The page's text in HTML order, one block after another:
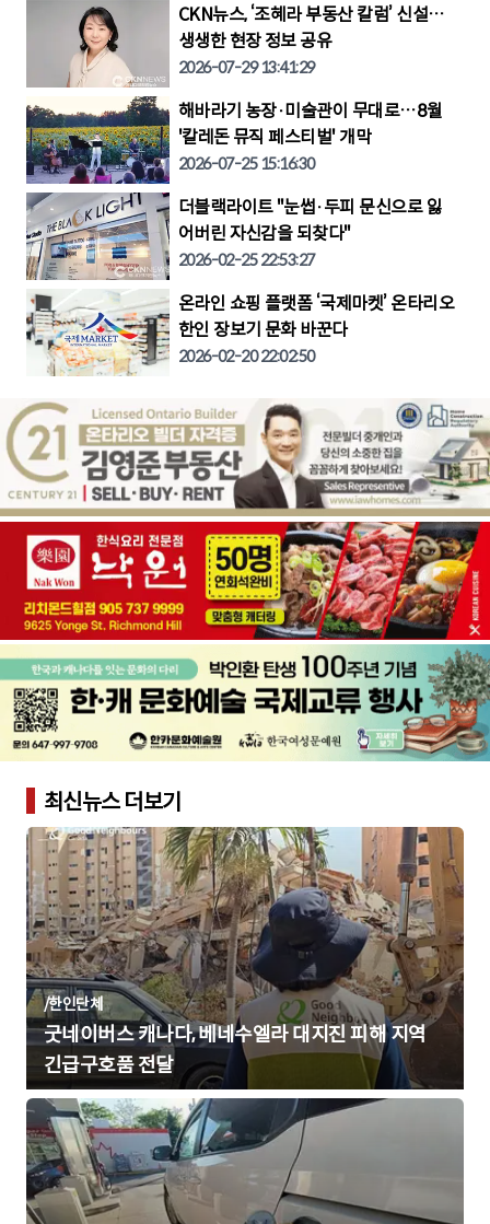
CKN뉴스, ‘조혜라 부동산 칼럼’ 신설…
생생한 현장 정보 공유
2026-07-29 13:41:29
해바라기 농장·미술관이 무대로…8월
'칼레돈 뮤직 페스티벌' 개막
2026-07-25 15:16:30
더블랙라이트 "눈썹·두피 문신으로 잃
어버린 자신감을 되찾다"
2026-02-25 22:53:27
온라인 쇼핑 플랫폼 ‘국제마켓’ 온타리오
한인 장보기 문화 바꾼다
2026-02-20 22:02:50
최신뉴스 더보기
/한인단체
굿네이버스 캐나다, 베네수엘라 대지진 피해 지역
긴급구호품 전달